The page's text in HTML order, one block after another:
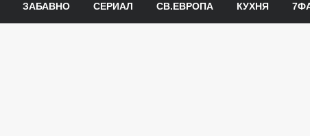
ЗАБАВНО СЕРИАЛ СВ.ЕВРОПА КУХНЯ